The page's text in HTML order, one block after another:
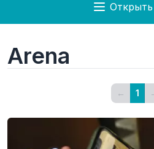
Arena
← 1